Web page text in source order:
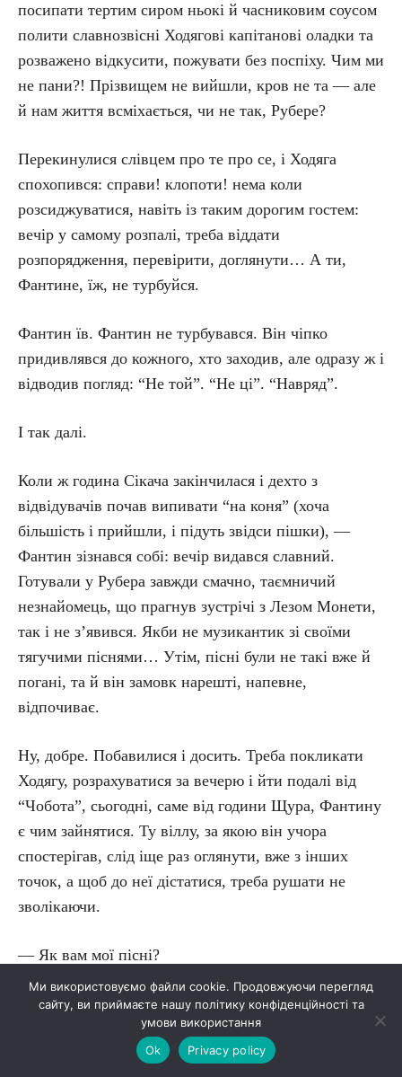
посипати тертим сиром ньокі й часниковим соусом
полити славнозвісні Ходягові капітанові оладки та
розважено відкусити, пожувати без поспіху. Чим ми
не пани?! Прізвищем не вийшли, кров не та — але
й нам життя всміхається, чи не так, Рубере?
Перекинулися слівцем про те про се, і Ходяга
спохопився: справи! клопоти! нема коли
розсиджуватися, навіть із таким дорогим гостем:
вечір у самому розпалі, треба віддати
розпорядження, перевірити, доглянути… А ти,
Фантине, їж, не турбуйся.
Фантин їв. Фантин не турбувався. Він чіпко
придивлявся до кожного, хто заходив, але одразу ж і
відводив погляд: “Не той”. “Не ці”. “Навряд”.
І так далі.
Коли ж година Сікача закінчилася і дехто з
відвідувачів почав випивати “на коня” (хоча
більшість і прийшли, і підуть звідси пішки), —
Фантин зізнався собі: вечір видався славний.
Готували у Рубера завжди смачно, таємничий
незнайомець, що прагнув зустрічі з Лезом Монети,
так і не з’явився. Якби не музикантик зі своїми
тягучими піснями… Утім, пісні були не такі вже й
погані, та й він замовк нарешті, напевне,
відпочиває.
Ну, добре. Побавилися і досить. Треба покликати
Ходягу, розрахуватися за вечерю і йти подалі від
“Чобота”, сьогодні, саме від години Щура, Фантину
є чим зайнятися. Ту віллу, за якою він учора
спостерігав, слід іще раз оглянути, вже з інших
точок, а щоб до неї дістатися, треба рушати не
зволікаючи.
— Як вам мої пісні?
Це, ясна річ, музикантик. Не питаючи дозволу, сів
на ослінчик навпроти Фантина; тут, за столиком
Леза, завис м’який сутінок, обличчя музики пливе
Ми використовуємо файли cookie. Продовжуючи перегляд
сайту, ви приймаєте нашу політику конфіденційності та
умови використання
Ok
Privacy policy